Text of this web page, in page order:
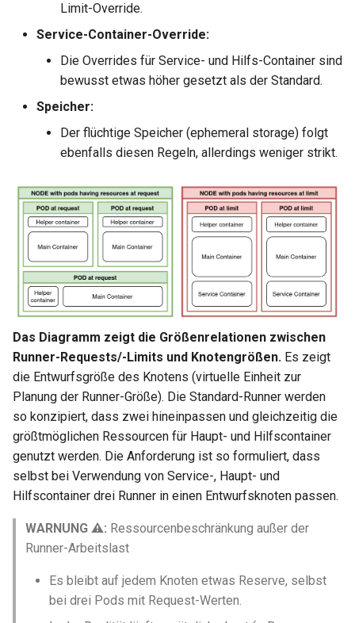
Limit-Override.
Service-Container-Override:
Die Overrides für Service- und Hilfs-Container sind
bewusst etwas höher gesetzt als der Standard.
Speicher:
Der flüchtige Speicher (ephemeral storage) folgt
ebenfalls diesen Regeln, allerdings weniger strikt.
Das Diagramm zeigt die Größenrelationen zwischen
Runner-Requests/-Limits und Knotengrößen. Es zeigt
die Entwurfsgröße des Knotens (virtuelle Einheit zur
Planung der Runner-Größe). Die Standard-Runner werden
so konzipiert, dass zwei hineinpassen und gleichzeitig die
größtmöglichen Ressourcen für Haupt- und Hilfscontainer
genutzt werden. Die Anforderung ist so formuliert, dass
selbst bei Verwendung von Service-, Haupt- und
Hilfscontainer drei Runner in einen Entwurfsknoten passen.
WARNUNG ⚠️: Ressourcenbeschränkung außer der
Runner-Arbeitslast
Es bleibt auf jedem Knoten etwas Reserve, selbst
bei drei Pods mit Request-Werten.